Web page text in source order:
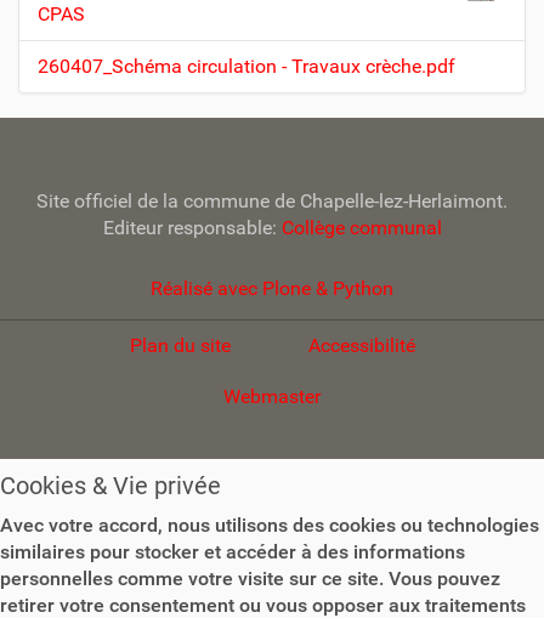
CPAS
260407_Schéma circulation - Travaux crèche.pdf
Site officiel de la commune de Chapelle-lez-Herlaimont.
Editeur responsable: Collège communal
Réalisé avec Plone & Python
Plan du site Accessibilité
Webmaster
Cookies & Vie privée
Avec votre accord, nous utilisons des cookies ou technologies
similaires pour stocker et accéder à des informations
personnelles comme votre visite sur ce site. Vous pouvez
retirer votre consentement ou vous opposer aux traitements